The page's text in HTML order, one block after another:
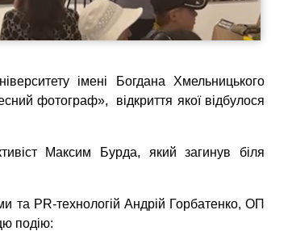
імені Богдана Хмельницького
фотограф», відкриття якої відбулося
Максим Бурда, який загинув біля
та PR-технологій Андрій Горбатенко, ОП
подію: